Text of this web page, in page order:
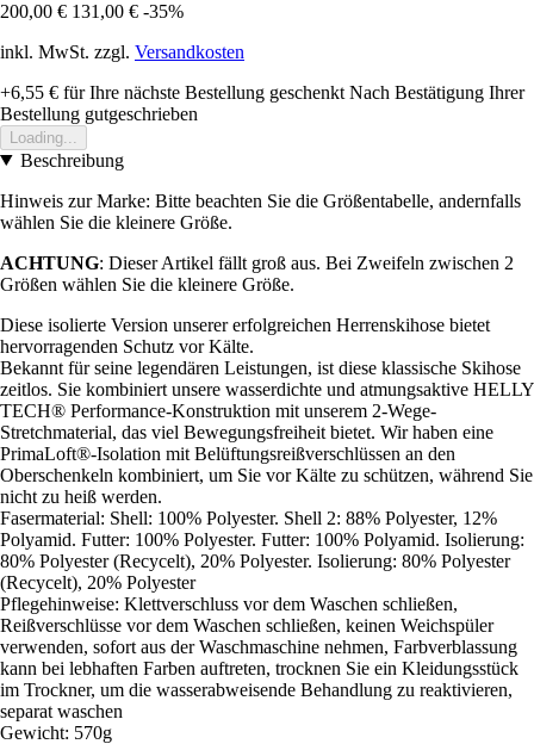
200,00 € 131,00 € -35%
inkl. MwSt. zzgl. Versandkosten
+6,55 € für Ihre nächste Bestellung geschenkt Nach Bestätigung Ihrer
Bestellung gutgeschrieben
Loading...
Beschreibung
Hinweis zur Marke: Bitte beachten Sie die Größentabelle, andernfalls
wählen Sie die kleinere Größe.
ACHTUNG: Dieser Artikel fällt groß aus. Bei Zweifeln zwischen 2
Größen wählen Sie die kleinere Größe.
Diese isolierte Version unserer erfolgreichen Herrenskihose bietet
hervorragenden Schutz vor Kälte.
Bekannt für seine legendären Leistungen, ist diese klassische Skihose
zeitlos. Sie kombiniert unsere wasserdichte und atmungsaktive HELLY
TECH® Performance-Konstruktion mit unserem 2-Wege-
Stretchmaterial, das viel Bewegungsfreiheit bietet. Wir haben eine
PrimaLoft®-Isolation mit Belüftungsreißverschlüssen an den
Oberschenkeln kombiniert, um Sie vor Kälte zu schützen, während Sie
nicht zu heiß werden.
Fasermaterial: Shell: 100% Polyester. Shell 2: 88% Polyester, 12%
Polyamid. Futter: 100% Polyester. Futter: 100% Polyamid. Isolierung:
80% Polyester (Recycelt), 20% Polyester. Isolierung: 80% Polyester
(Recycelt), 20% Polyester
Pflegehinweise: Klettverschluss vor dem Waschen schließen,
Reißverschlüsse vor dem Waschen schließen, keinen Weichspüler
verwenden, sofort aus der Waschmaschine nehmen, Farbverblassung
kann bei lebhaften Farben auftreten, trocknen Sie ein Kleidungsstück
im Trockner, um die wasserabweisende Behandlung zu reaktivieren,
separat waschen
Gewicht: 570g